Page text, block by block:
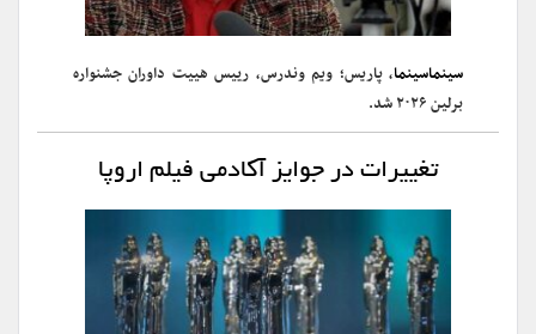
سینماسینما، پاریس؛ ویم وندرس، رییس هییت داوران جشنواره
برلین ۲۰۲۶ شد.
تغییرات در جوایز آکادمی فیلم اروپا